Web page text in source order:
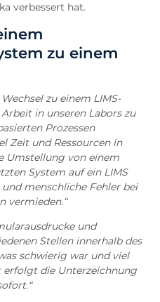
verbessert hat.
zu einem
zu einem LIMS-
in unseren Labors zu
Prozessen
Zeit und Ressourcen in
Umstellung von einem
System auf ein LIMS
menschliche Fehler bei
vermieden.“
und
Stellen innerhalb des
schwierig war und viel
erfolgt die Unterzeichnung